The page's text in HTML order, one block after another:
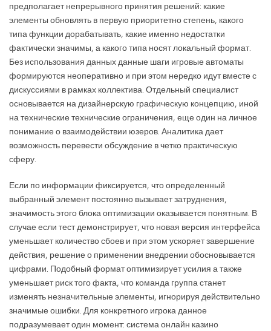
предполагает непрерывного принятия решений: какие
элементы обновлять в первую приоритетно степень, какого
типа функции дорабатывать, какие именно недостатки
фактически значимы, а какого типа носят локальный формат.
Без использования данных данные шаги игровые автоматы
формируются неоперативно и при этом нередко идут вместе с
дискуссиями в рамках коллектива. Отдельный специалист
основывается на дизайнерскую графическую концепцию, иной
на технические технические ограничения, еще один на личное
понимание о взаимодействии юзеров. Аналитика дает
возможность перевести обсуждение в четко практическую
сферу.
Если по информации фиксируется, что определенный
выбранный элемент постоянно вызывает затруднения,
значимость этого блока оптимизации оказывается понятным. В
случае если тест демонстрирует, что новая версия интерфейса
уменьшает количество сбоев и при этом ускоряет завершение
действия, решение о применении внедрении обосновывается
цифрами. Подобный формат оптимизирует усилия а также
уменьшает риск того факта, что команда группа станет
изменять незначительные элементы, игнорируя действительно
значимые ошибки. Для конкретного игрока данное
подразумевает один момент: система онлайн казино